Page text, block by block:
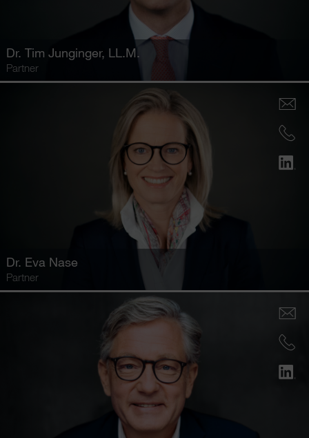
Dr. Tim Junginger, LL.M.
Partner
Dr. Eva Nase
Partner